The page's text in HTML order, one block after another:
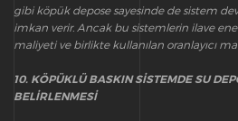
gibi köpük depose sayesinde de sistem
imkan verir. Ancak bu sistemlerin ilave
maliyeti ve birlikte kullanılan oranlayıcı
10. KÖPÜKLÜ BASKIN SİSTEMDE SU
BELİRLENMESİ